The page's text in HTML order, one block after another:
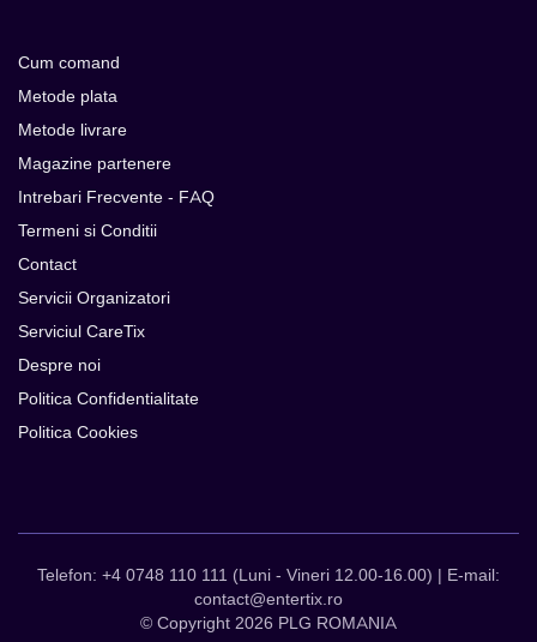
Cum comand
Metode plata
Metode livrare
Magazine partenere
Intrebari Frecvente - FAQ
Termeni si Conditii
Contact
Servicii Organizatori
Serviciul CareTix
Despre noi
Politica Confidentialitate
Politica Cookies
Telefon: +4 0748 110 111 (Luni - Vineri 12.00-16.00) | E-mail:
contact@entertix.ro
© Copyright 2026 PLG ROMANIA